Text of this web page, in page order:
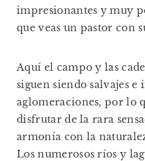
impresionantes y muy
que veas un pastor con
Aquí el campo y las
siguen siendo salvajes
aglomeraciones, por lo
disfrutar de la rara
armonía con la
Los numerosos ríos y